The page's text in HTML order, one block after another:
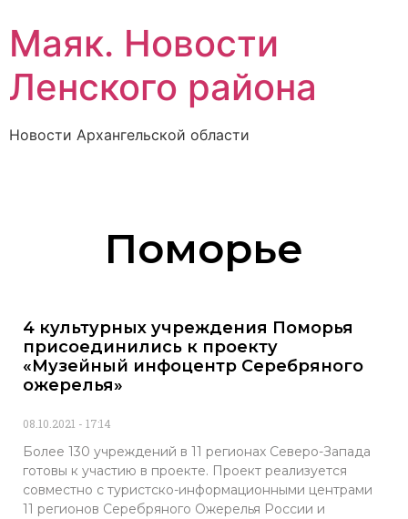
Маяк. Новости
Ленского района
Новости Архангельской области
Поморье
4 культурных учреждения Поморья
присоединились к проекту
«Музейный инфоцентр Серебряного
ожерелья»
08.10.2021 17:14
Более 130 учреждений в 11 регионах Северо-Запада
готовы к участию в проекте. Проект реализуется
совместно с туристско-информационными центрами
11 регионов Серебряного Ожерелья России и